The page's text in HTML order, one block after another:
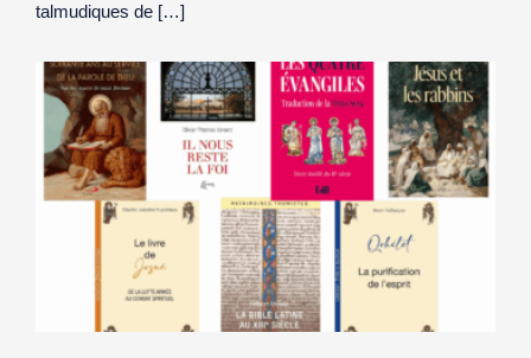
talmudiques de […]